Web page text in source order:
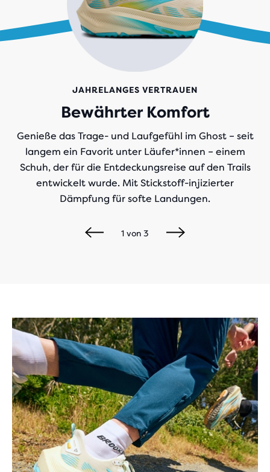
JAHRELANGES VERTRAUEN
Bewährter Komfort
Genieße das Trage- und Laufgefühl im Ghost – seit
langem ein Favorit unter Läufer*innen – einem
Schuh, der für die Entdeckungsreise auf den Trails
entwickelt wurde. Mit Stickstoff-injizierter
Dämpfung für softe Landungen.
1 von 3
Play
Video